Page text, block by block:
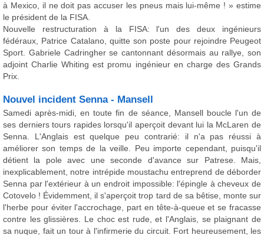
à Mexico, il ne doit pas accuser les pneus mais lui-même ! » estime
le président de la FISA.
Nouvelle restructuration à la FISA: l'un des deux ingénieurs
fédéraux, Patrice Catalano, quitte son poste pour rejoindre Peugeot
Sport. Gabriele Cadringher se cantonnant désormais au rallye, son
adjoint Charlie Whiting est promu ingénieur en charge des Grands
Prix.
Nouvel incident Senna - Mansell
Samedi après-midi, en toute fin de séance, Mansell boucle l'un de
ses derniers tours rapides lorsqu'il aperçoit devant lui la McLaren de
Senna. L'Anglais est quelque peu contrarié: il n'a pas réussi à
améliorer son temps de la veille. Peu importe cependant, puisqu'il
détient la pole avec une seconde d'avance sur Patrese. Mais,
inexplicablement, notre intrépide moustachu entreprend de déborder
Senna par l'extérieur à un endroit impossible: l'épingle à cheveux de
Cotovelo ! Évidemment, il s'aperçoit trop tard de sa bêtise, monte sur
l'herbe pour éviter l'accrochage, part en tête-à-queue et se fracasse
contre les glissières. Le choc est rude, et l'Anglais, se plaignant de
sa nuque, fait un tour à l'infirmerie du circuit. Fort heureusement, les